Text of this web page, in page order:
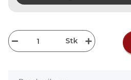
Stk